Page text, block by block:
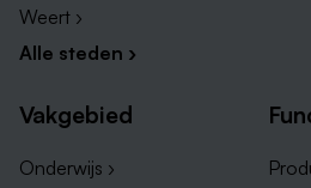
Baarlo. De meeste van deze
aantal vacatures in Baarlo
werkgevers. Waarom zou je
Tegelen of vacatures in Belfeld
Weert ›
Alle steden ›
Vakgebied
Onderwijs ›